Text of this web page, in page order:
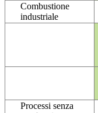
Combustione
industriale
Processi senza